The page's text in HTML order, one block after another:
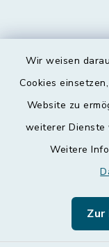
Wir weisen
Cookies
Website zu
weiterer Dienste
Weitere
Zur